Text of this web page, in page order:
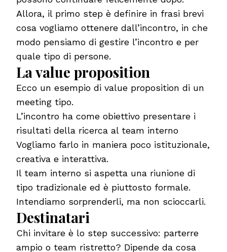
Allora, il primo step è definire in frasi brevi
cosa vogliamo ottenere dall’incontro, in che
modo pensiamo di gestire l’incontro e per
quale tipo di persone.
La value proposition
Ecco un esempio di value proposition di un
meeting tipo.
L’incontro ha come obiettivo presentare i
risultati della ricerca al team interno
Vogliamo farlo in maniera poco istituzionale,
creativa e interattiva.
Il team interno si aspetta una riunione di
tipo tradizionale ed è piuttosto formale.
Intendiamo sorprenderli, ma non scioccarli.
Destinatari
Chi invitare è lo step successivo: parterre
ampio o team ristretto? Dipende da cosa